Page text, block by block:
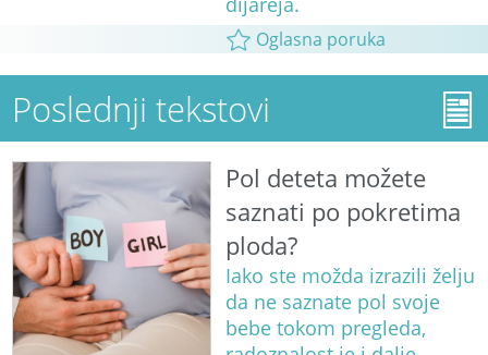
Oglasna poruka
Poslednji tekstovi
Pol deteta možete
saznati po pokretima
ploda?
Iako ste možda izrazili želju
da ne saznate pol svoje
bebe tokom pregleda,